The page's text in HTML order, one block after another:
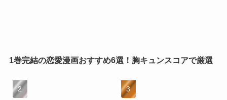
1巻完結の恋愛漫画おすすめ6選！胸キュンスコアで厳選